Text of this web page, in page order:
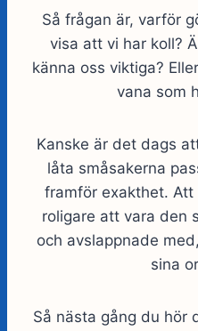
Så frågan är, varför
visa att vi har koll?
känna oss viktiga?
vana som
Kanske är det dags
låta småsakerna
framför exakthet.
roligare att vara den
och avslappnade
sina
Så nästa gång du hör